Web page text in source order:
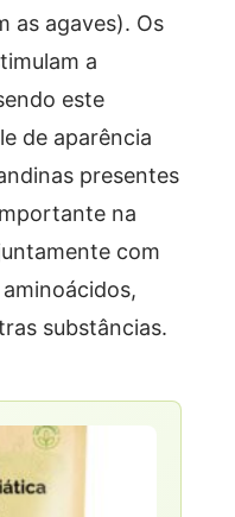
as agaves). Os
a
este
de aparência
presentes
na
com
substâncias.